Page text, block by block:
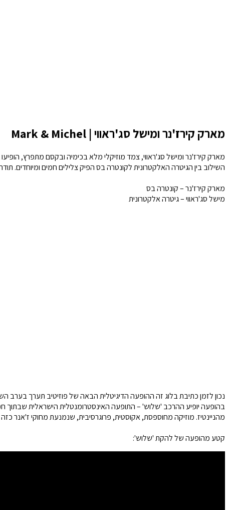
מארק קירז'נר ומישל סג'ראווי | Mark & Michel
מארק קירז'נר ומישל סג'ראווי, צמד מוזיקלי מלא בכימיה ובקסם מתפרץ,
השילוב בין הגיטרה האלקטרונית לקונטרה בס הפיק צלילים חמים ומיוחדים.
מארק קירז'נר – קונטרה בס
מישל סג'ראווי – גיטרה אלקטרונית
נכון לזמן כתיבת בלוג זה ההופעה הדיגיטלית הבאה של פוזיטיב תערך בערב השנה האזרחית החדשה, יום חמישי ה-
מהניינטיז. מוזיקה מחוספסת, אקוסטית, פרוגרסיבית, שנמנעת מחוקי ז'אנר
קטע מהופעה של להקת 'שלוש':